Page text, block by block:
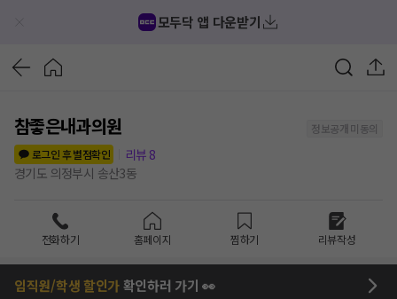
모두닥 앱 다운받기
참좋은내과의원
정보공개 미동의
로그인 후 별점확인
리뷰 8
경기도 의정부시 송산3동
전화하기 홈페이지 찜하기 리뷰작성
임직원/학생 할인가확인하러 가기 👀